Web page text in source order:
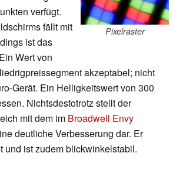
Pixelraster
verfügt.
fällt mit
ist das
Wert von
akzeptabel; nicht
Gerät. Ein Helligkeitswert von 300
Nichtsdestotrotz stellt der
mit dem im Broadwell Envy
deutliche Verbesserung dar. Er
und ist zudem blickwinkelstabil.